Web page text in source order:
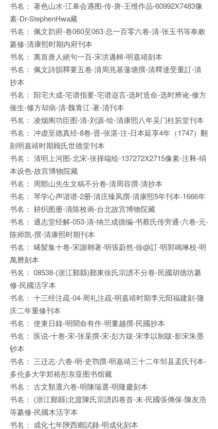
书名： 著色山水-江皋会遇图-传-唐-王维作品-60992X7483像
素-Dr-StephenHwa藏
书名： 佩文韵府-卷060至063-总一百零六卷-清-张玉书等奉敕
纂修-清康熙时期内府刊本
书名： 萬首唐人絕句一百-宋洪邁輯-明嘉靖刻本
书名： 佩文詩韻釋要五卷-清周兆基蓮塘撰-清釋達受重訂-清
抄本
书名： 阳宅大成-宅谱指要-宅谱迩言-选时造命-选时辨讹-修方
催生-修方却病-清-魏青江-著-清刊本
书名： 凌烟阁功臣图-清-刘源-绘-清康熙八年吴门柱笏堂刊本
书名： 冲虚至德真经-8卷-晋-张湛-注-日本延享4年（1747）翻
刻明嘉靖时期顾氏世德堂刊本
书名： 清明上河图-北宋-张择端绘-137272X2715像素-注释-绢
本设色-故宫博物院藏
书名： 周鄮山先生文稿不分卷-清周容撰-清抄本
书名： 琴学心声谐谱-2册-清庄臻凤撰-清康熙5年刊本-1666年
书名： 耕织图册-清陈枚画-台北故宫博物院藏
书名： 通志堂经解-053-清-纳兰成德编-书蔡氏传旁通-六卷-元-
陈师凯-撰-清康熙时期刊本
书名： 晞髪集十卷-宋謝翱著-明張蔚然-徐@訂-明郭鳴琳校-明
萬曆刻本
书名： 08538-(浙江鄞縣)鄞東徐氏宗譜不分卷-民國胡德坊纂
修-民國活字本
书名： 十三经注疏-04-周礼注疏-明嘉靖时期李元阳福建刻-隆
庆二年重修刊本
书名： 使東日錄-明聞命有作-明董越撰-民國抄本
书名： 医说-十卷-宋-张杲撰-宋-彭方跋-宋李以制跋-影宋朱墨
钞本
书名： 三迁志-六卷-明-史鹗撰-明嘉靖三十二年邹县孟氏刊本-
多伦多大学郑裕彤东亚图书馆藏
书名： 古文類選六卷-明陳瑞選-明隆慶刻本
书名： (浙江鄞縣)北渡陳氏宗譜四卷首-末-民國張傳保-陳友浩
等纂修-民國木活字本
书名： 成化七年陝西鄉試錄-明成化刻本